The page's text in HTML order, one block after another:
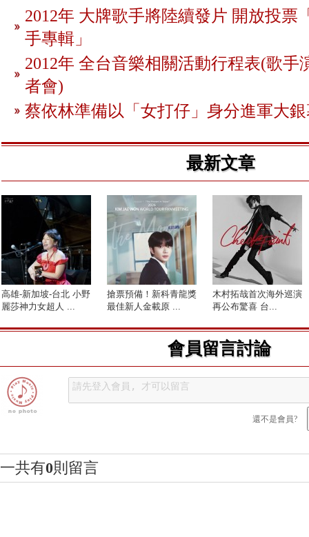
2012年 大牌歌手將陸續發片 開放投票
手專輯」
2012年 全台音樂相關活動行程表(歌手
者會)
蔡依林準備以「女打仔」身分進軍大
最新文章
高雄-新加坡-台北 小野
麗莎神力女超人 ...
搶票預備！新科青龍獎
最佳新人金載原 ...
木村拓哉首次海外巡演
再公布驚喜 台...
會員留言討論
還不是會員?
一共有0則留言